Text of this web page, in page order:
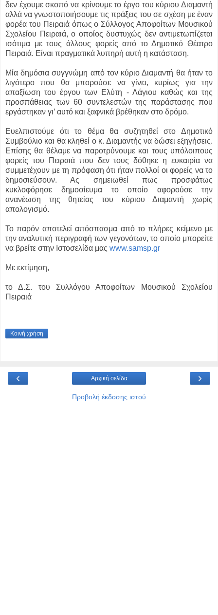
δεν έχουμε σκοπό να κρίνουμε το έργο του κύριου Διαμαντή
αλλά να γνωστοποιήσουμε τις πράξεις του σε σχέση με έναν
φορέα του Πειραιά όπως ο Σύλλογος Αποφοίτων Μουσικού
Σχολείου Πειραιά, ο οποίος δυστυχώς δεν αντιμετωπίζεται
ισότιμα με τους άλλους φορείς από το Δημοτικό Θέατρο
Πειραιά. Είναι πραγματικά λυπηρή αυτή η κατάσταση.
Μία δημόσια συγγνώμη από τον κύριο Διαμαντή θα ήταν το
λιγότερο που θα μπορούσε να γίνει, κυρίως για την
απαξίωση του έργου των Ελύτη - Λάγιου καθώς και της
προσπάθειας των 60 συντελεστών της παράστασης που
εργάστηκαν γι’ αυτό και ξαφνικά βρέθηκαν στο δρόμο.
Ευελπιστούμε ότι το θέμα θα συζητηθεί στο Δημοτικό
Συμβούλιο και θα κληθεί ο κ. Διαμαντής να δώσει εξηγήσεις.
Επίσης θα θέλαμε να παροτρύνουμε και τους υπόλοιπους
φορείς του Πειραιά που δεν τους δόθηκε η ευκαιρία να
συμμετέχουν με τη πρόφαση ότι ήταν πολλοί οι φορείς να το
δημοσιεύσουν. Ας σημειωθεί πως προσφάτως
κυκλοφόρησε δημοσίευμα το οποίο αφορούσε την
ανανέωση της θητείας του κύριου Διαμαντή χωρίς
απολογισμό.
Το παρόν αποτελεί απόσπασμα από το πλήρες κείμενο με
την αναλυτική περιγραφή των γεγονότων, το οποίο μπορείτε
να βρείτε στην Ιστοσελίδα μας www.samsp.gr
Με εκτίμηση,
το Δ.Σ. του Συλλόγου Αποφοίτων Μουσικού Σχολείου
Πειραιά
Κοινή χρήση
‹ ›
Αρχική σελίδα
Προβολή έκδοσης ιστού